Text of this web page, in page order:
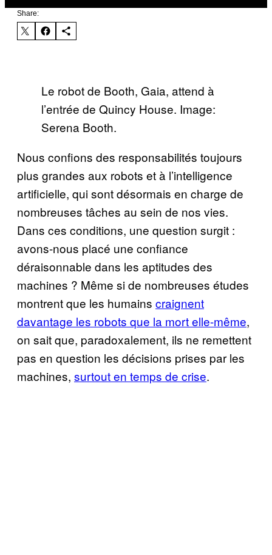
Share:
Le robot de Booth, Gaia, attend à
l’entrée de Quincy House. Image:
Serena Booth.
Nous confions des responsabilités toujours
plus grandes aux robots et à l’intelligence
artificielle, qui sont désormais en charge de
nombreuses tâches au sein de nos vies.
Dans ces conditions, une question surgit :
avons-nous placé une confiance
déraisonnable dans les aptitudes des
machines ? Même si de nombreuses études
montrent que les humains craignent
davantage les robots que la mort elle-même,
on sait que, paradoxalement, ils ne remettent
pas en question les décisions prises par les
machines, surtout en temps de crise.